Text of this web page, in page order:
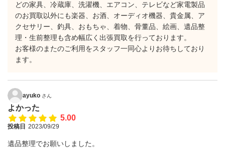
どの家具、冷蔵庫、洗濯機、エアコン、テレビなど家電製品
のお買取以外にも楽器、お酒、オーディオ機器、貴金属、ア
クセサリー、釣具、おもちゃ、着物、骨董品、絵画、遺品整
理・生前整理も含め幅広く出張買取を行っております。
お客様のまたのご利用をスタッフ一同心よりお待ちしており
ます。
ayuko さん
よかった
5.00
投稿日 2023/09/29
遺品整理でお願いしました。